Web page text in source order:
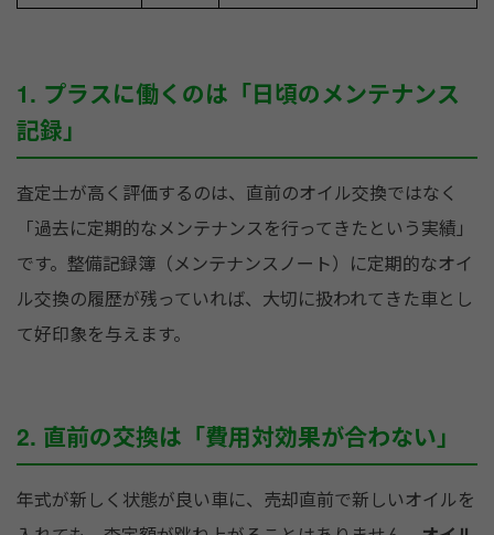
1. プラスに働くのは「日頃のメンテナンス
記録」
査定士が高く評価するのは、直前のオイル交換ではなく
「過去に定期的なメンテナンスを行ってきたという実績」
です。整備記録簿（メンテナンスノート）に定期的なオイ
ル交換の履歴が残っていれば、大切に扱われてきた車とし
て好印象を与えます。
2. 直前の交換は「費用対効果が合わない」
年式が新しく状態が良い車に、売却直前で新しいオイルを